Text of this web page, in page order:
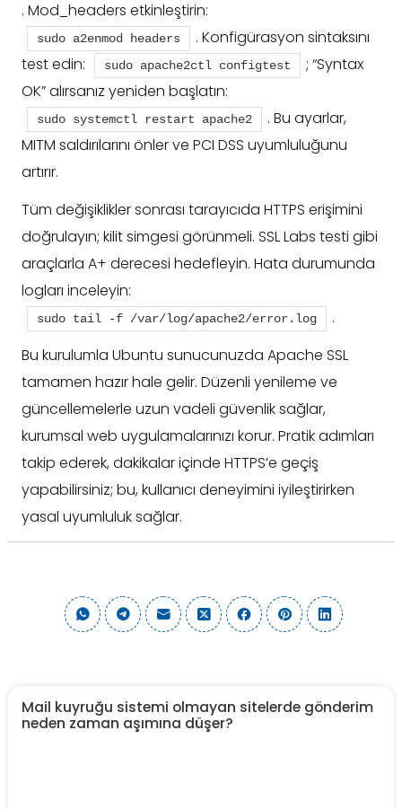
. Mod_headers etkinleştirin:
sudo a2enmod headers
. Konfigürasyon sintaksını
test edin:
sudo apache2ctl configtest
; “Syntax
OK” alırsanız yeniden başlatın:
sudo systemctl restart apache2
. Bu ayarlar,
MITM saldırılarını önler ve PCI DSS uyumluluğunu
artırır.
Tüm değişiklikler sonrası tarayıcıda HTTPS erişimini
doğrulayın; kilit simgesi görünmeli. SSL Labs testi gibi
araçlarla A+ derecesi hedefleyin. Hata durumunda
logları inceleyin:
sudo tail -f /var/log/apache2/error.log
.
Bu kurulumla Ubuntu sunucunuzda Apache SSL
tamamen hazır hale gelir. Düzenli yenileme ve
güncellemelerle uzun vadeli güvenlik sağlar,
kurumsal web uygulamalarınızı korur. Pratik adımları
takip ederek, dakikalar içinde HTTPS’e geçiş
yapabilirsiniz; bu, kullanıcı deneyimini iyileştirirken
yasal uyumluluk sağlar.
Mail kuyruğu sistemi olmayan sitelerde gönderim
neden zaman aşımına düşer?